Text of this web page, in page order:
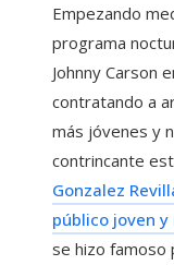
Empezando
programa
Johnny Carson
contratando a
más jóvenes y
contrincante
Gonzalez
público joven
se hizo famoso